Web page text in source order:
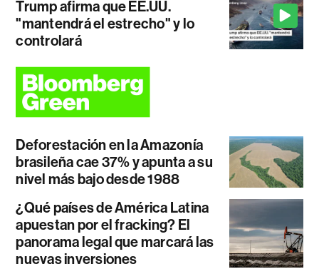
Trump afirma que EE.UU.
"mantendrá el estrecho" y lo
controlará
Deforestación en la Amazonía
brasileña cae 37% y apunta a su
nivel más bajo desde 1988
¿Qué países de América Latina
apuestan por el fracking? El
panorama legal que marcará las
nuevas inversiones